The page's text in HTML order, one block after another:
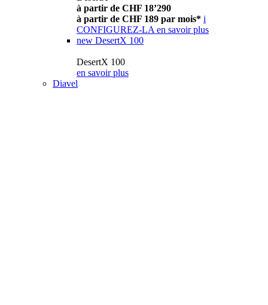
à partir de CHF 18’290
à partir de CHF 189 par mois* i
CONFIGUREZ-LA en savoir plus
new DesertX 100
DesertX 100
en savoir plus
Diavel